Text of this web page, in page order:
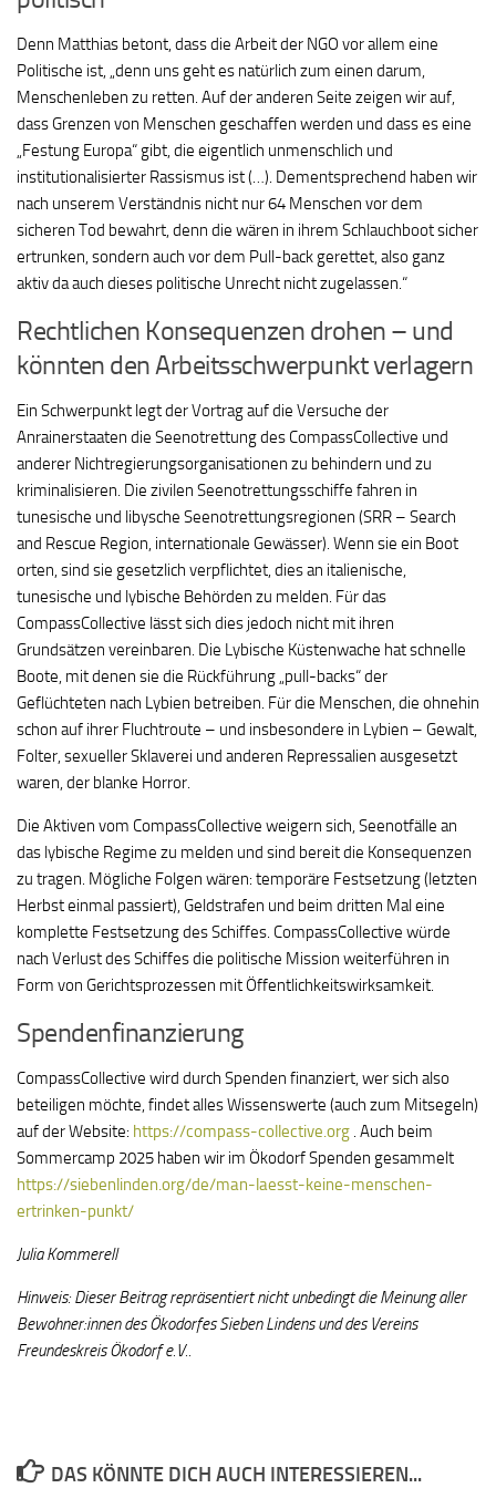
Denn Matthias betont, dass die Arbeit der NGO vor allem eine
Politische ist, „denn uns geht es natürlich zum einen darum,
Menschenleben zu retten. Auf der anderen Seite zeigen wir auf,
dass Grenzen von Menschen geschaffen werden und dass es eine
„Festung Europa“ gibt, die eigentlich unmenschlich und
institutionalisierter Rassismus ist (…). Dementsprechend haben wir
nach unserem Verständnis nicht nur 64 Menschen vor dem
sicheren Tod bewahrt, denn die wären in ihrem Schlauchboot sicher
ertrunken, sondern auch vor dem Pull-back gerettet, also ganz
aktiv da auch dieses politische Unrecht nicht zugelassen.“
Rechtlichen Konsequenzen drohen – und
könnten den Arbeitsschwerpunkt verlagern
Ein Schwerpunkt legt der Vortrag auf die Versuche der
Anrainerstaaten die Seenotrettung des CompassCollective und
anderer Nichtregierungsorganisationen zu behindern und zu
kriminalisieren. Die zivilen Seenotrettungsschiffe fahren in
tunesische und libysche Seenotrettungsregionen (SRR – Search
and Rescue Region, internationale Gewässer). Wenn sie ein Boot
orten, sind sie gesetzlich verpflichtet, dies an italienische,
tunesische und lybische Behörden zu melden. Für das
CompassCollective lässt sich dies jedoch nicht mit ihren
Grundsätzen vereinbaren. Die Lybische Küstenwache hat schnelle
Boote, mit denen sie die Rückführung „pull-backs“ der
Geflüchteten nach Lybien betreiben. Für die Menschen, die ohnehin
schon auf ihrer Fluchtroute – und insbesondere in Lybien – Gewalt,
Folter, sexueller Sklaverei und anderen Repressalien ausgesetzt
waren, der blanke Horror.
Die Aktiven vom CompassCollective weigern sich, Seenotfälle an
das lybische Regime zu melden und sind bereit die Konsequenzen
zu tragen. Mögliche Folgen wären: temporäre Festsetzung (letzten
Herbst einmal passiert), Geldstrafen und beim dritten Mal eine
komplette Festsetzung des Schiffes. CompassCollective würde
nach Verlust des Schiffes die politische Mission weiterführen in
Form von Gerichtsprozessen mit Öffentlichkeitswirksamkeit.
Spendenfinanzierung
CompassCollective wird durch Spenden finanziert, wer sich also
beteiligen möchte, findet alles Wissenswerte (auch zum Mitsegeln)
auf der Website: https://compass-collective.org . Auch beim
Sommercamp 2025 haben wir im Ökodorf Spenden gesammelt
https://siebenlinden.org/de/man-laesst-keine-menschen-
ertrinken-punkt/
Julia Kommerell
Hinweis: Dieser Beitrag repräsentiert nicht unbedingt die Meinung aller
Bewohner:innen des Ökodorfes Sieben Lindens und des Vereins
Freundeskreis Ökodorf e.V..
DAS KÖNNTE DICH AUCH INTERESSIEREN...